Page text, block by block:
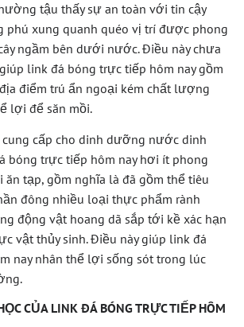
tậu thấy sự an toàn với tin cậy
phú xung quanh quéo vị trí được phong
ngầm bên dưới nước. Điều này chưa
link đá bóng trực tiếp hôm nay gồm
điểm trú ẩn ngoại kém chất lượng
lợi để săn mồi.
cung cấp cho dinh dưỡng nước dinh
bóng trực tiếp hôm nay hơi ít phong
ăn tạp, gồm nghĩa là đã gồm thể tiêu
đông nhiều loại thực phẩm rành
động vật hoang dã sắp tới kề xác hạn
vật thủy sinh. Điều này giúp link đá
nay nhân thể lợi sống sót trong lúc
CỦA LINK ĐÁ BÓNG TRỰC TIẾP HÔM